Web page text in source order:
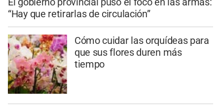
“Hay que retirarlas de circulación”
Cómo cuidar las orquídeas para
que sus flores duren más
tiempo